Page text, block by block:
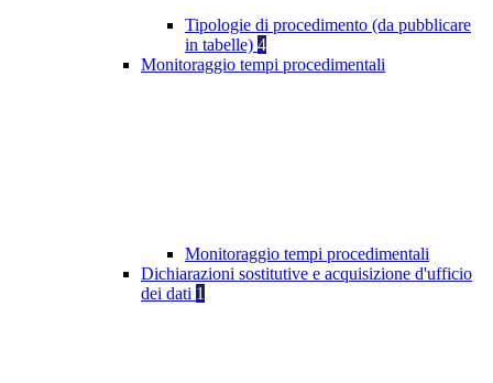
Tipologie di procedimento (da pubblicare
in tabelle) 4
Monitoraggio tempi procedimentali
Monitoraggio tempi procedimentali
Dichiarazioni sostitutive e acquisizione d'ufficio
dei dati 1